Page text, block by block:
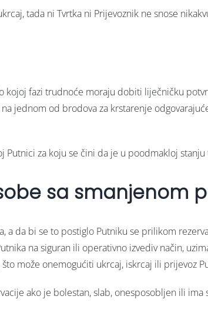
tada ni Tvrtka ni Prijevoznik ne snose
fazi trudnoće moraju dobiti liječničku
jednom od brodova za krstarenje
za koju se čini da je u poodmakloj
sa smanjenom
a da bi se to postiglo Putniku se prilikom
na siguran ili operativno izvediv način,
može onemogućiti ukrcaj, iskrcaj ili prijevoz
ako je bolestan, slab, onesposobljen ili